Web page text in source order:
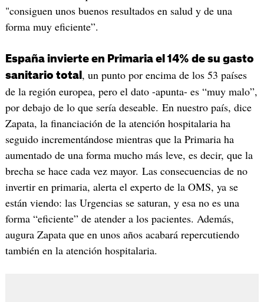
"consiguen unos buenos resultados en salud y de una
forma muy eficiente”.
España invierte en Primaria el 14% de su gasto
sanitario total , un punto por encima de los 53 países
de la región europea, pero el dato -apunta- es “muy malo”,
por debajo de lo que sería deseable. En nuestro país, dice
Zapata, la financiación de la atención hospitalaria ha
seguido incrementándose mientras que la Primaria ha
aumentado de una forma mucho más leve, es decir, que la
brecha se hace cada vez mayor. Las consecuencias de no
invertir en primaria, alerta el experto de la OMS, ya se
están viendo: las Urgencias se saturan, y esa no es una
forma “eficiente” de atender a los pacientes. Además,
augura Zapata que en unos años acabará repercutiendo
también en la atención hospitalaria.